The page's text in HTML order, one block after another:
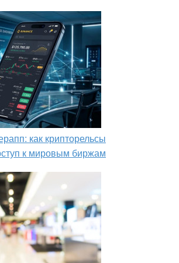
как крипторельсы
к мировым биржам